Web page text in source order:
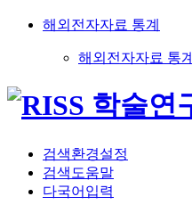
해외전자자료 통계
해외전자자료 통계
검색환경설정
검색도움말
다국어입력